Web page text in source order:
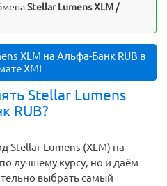
Stellar Lumens XLM /
XLM на Альфа-Банк RUB в
XML
Stellar Lumens
RUB?
Stellar Lumens (XLM) на
лучшему курсу, но и даём
выбрать самый